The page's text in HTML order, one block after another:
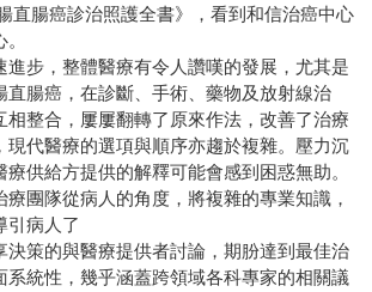
直腸癌診治照護全書》，看到和信治癌中心
進步，整體醫療有令人讚嘆的發展，尤其是
直腸癌，在診斷、手術、藥物及放射線治
相整合，屢屢翻轉了原來作法，改善了治療
現代醫療的選項與順序亦趨於複雜。壓力沉
供給方提供的解釋可能會感到困惑無助。
團隊從病人的角度，將複雜的專業知識，
引病人了
決策的與醫療提供者討論，期朌達到最佳治
系統性，幾乎涵蓋跨領域各科專家的相關議